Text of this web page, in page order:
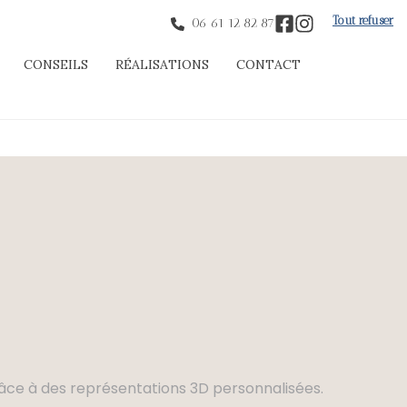
CONSEILS RÉALISATIONS CONTACT
06 61 12 82 87
à des représentations 3D personnalisées.
Tout refuser